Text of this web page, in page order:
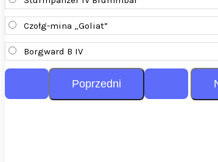
Czołg-mina „Goliat”
Borgward B IV